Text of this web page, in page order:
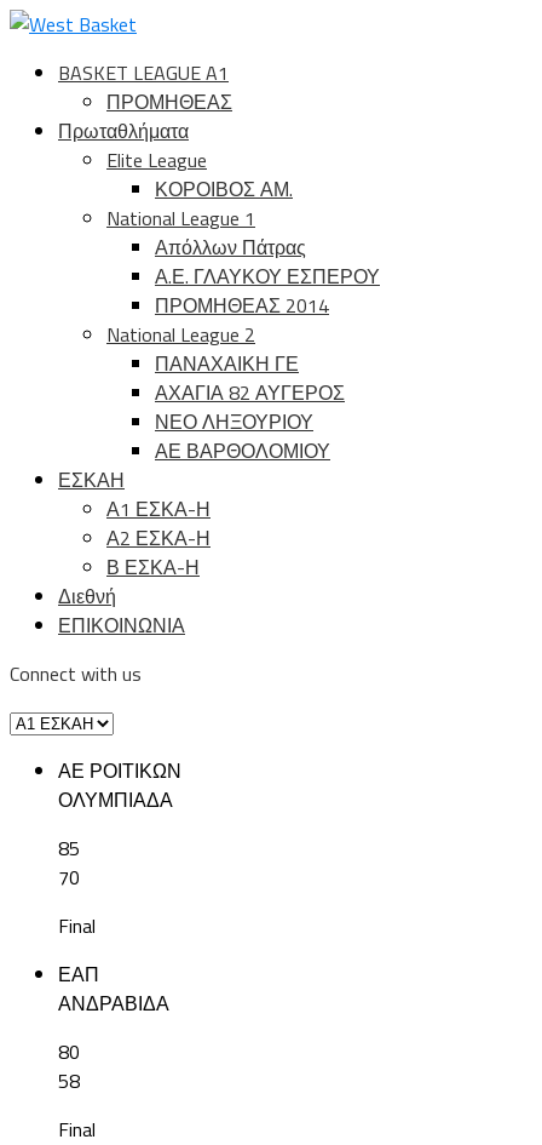
BASKET LEAGUE A1
ΠΡΟΜΗΘΕΑΣ
Πρωταθλήματα
Elite League
ΚΟΡΟΙΒΟΣ ΑΜ.
National League 1
Απόλλων Πάτρας
Α.Ε. ΓΛΑΥΚΟΥ ΕΣΠΕΡΟΥ
ΠΡΟΜΗΘΕΑΣ 2014
National League 2
ΠΑΝΑΧΑΙΚΗ ΓΕ
ΑΧΑΓΙΑ 82 ΑΥΓΕΡΟΣ
ΝΕΟ ΛΗΞΟΥΡΙΟΥ
ΑΕ ΒΑΡΘΟΛΟΜΙΟΥ
ΕΣΚΑΗ
Α1 ΕΣΚΑ-Η
Α2 ΕΣΚΑ-Η
Β ΕΣΚΑ-Η
Διεθνή
ΕΠΙΚΟΙΝΩΝΙΑ
Connect with us
ΑΕ ΡΟΙΤΙΚΩΝ
ΟΛΥΜΠΙΑΔΑ
85
70
Final
ΕΑΠ
ΑΝΔΡΑΒΙΔΑ
80
58
Final